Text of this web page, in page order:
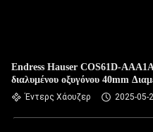
Endress Hauser COS61D-
διαλυμένου οξυγόνου 40mm
άξονα NTC 30K αισθητήρας
Έντερς Χάουζερ 2025-05-